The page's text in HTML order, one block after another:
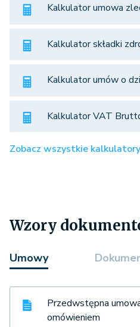
Kalkulator umowa
Kalkulator składki
Kalkulator umów o
Kalkulator VAT
Zobacz wszystkie kalkulatory
Wzory
Umowy
Przedwstępna
omówieniem